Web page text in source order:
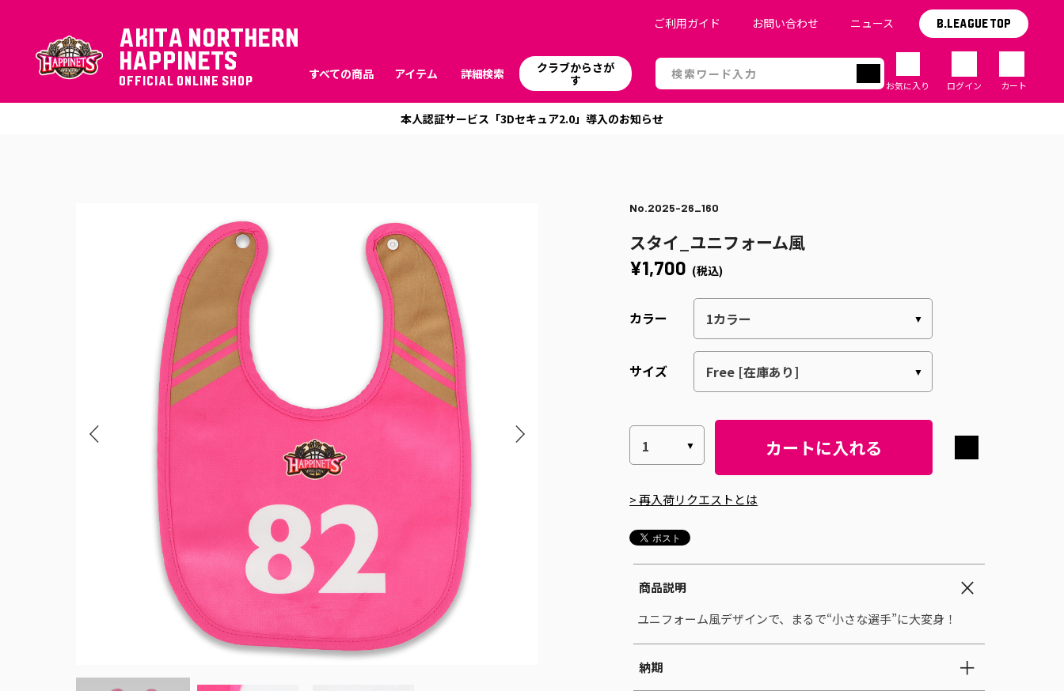
AKITA NORTHERN
HAPPINETS
OFFICIAL ONLINE SHOP すべての商品 アイテム 詳細検索
クラブからさが
す
ご利用ガイド お問い合わせ ニュース B.LEAGUE TOP
お気に入り ログイン カート
本人認証サービス「3Dセキュア2.0」導入のお知らせ
No.2025-26_160
スタイ_ユニフォーム風
¥1,700 (税込)
カラー
サイズ
カートに入れる
> 再入荷リクエストとは
商品説明
ユニフォーム風デザインで、まるで“小さな選手”に大変身！
納期